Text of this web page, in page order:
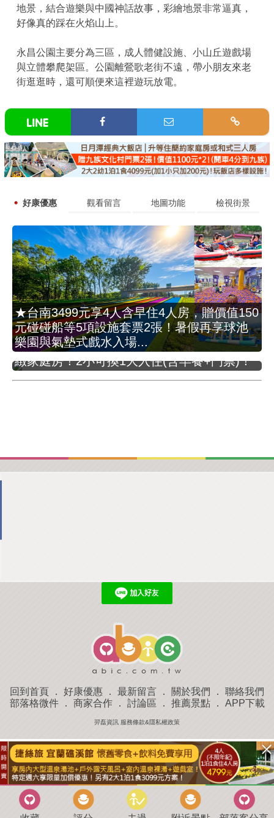
地景，結合遊樂與中國神話故事，彩繪地景非常逼真，
好像真的踩在火焰山上。
永昌公園主要分為三區，成人體健設施、小山丘遊戲場
與立體攀爬架區。公園離鶯歌老街不遠，帶小朋友來老
街逛逛時，還可順便來這裡遊玩放電。
好康優惠 觀看留言 地圖功能 檢視街景
★台南3499元享4人含早住4人房，贈價值150
元碰碰船等5項設施套票2張！暑假再享球池
樂園與氣墊式戲水入場...
★贈2大2小義大樂園門票(價值2958元)！
5222元享2大2小(12歲以下)1泊1食住菁英雅
緻家庭房！2小可換1大入住(含早餐+門票)！
回到首頁 ． 好康優惠 ． 最新留言 ． 關於我們 ． 聯絡我們
部落格微件． 商家合作． 討論區 ． 推薦景點． APP下載
羿磊資訊 服務條款&隱私權政策